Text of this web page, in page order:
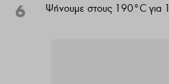
6 Ψήνουμε στους 190°C για